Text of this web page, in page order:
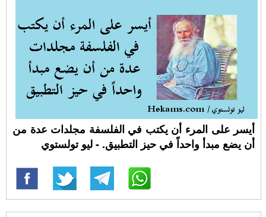
أيسر على المرء أن يكتب في الفلسفة مجلدات عدة من
أن يضع مبدأ واحداً في حيز التطبيق. - ليو تولستوي